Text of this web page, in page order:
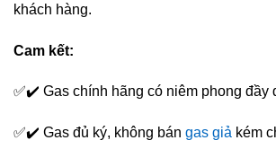
khách hàng.
Cam kết:
✅✔️ Gas chính hãng có niêm phong đầy
✅✔️ Gas đủ ký, không bán gas giả kém